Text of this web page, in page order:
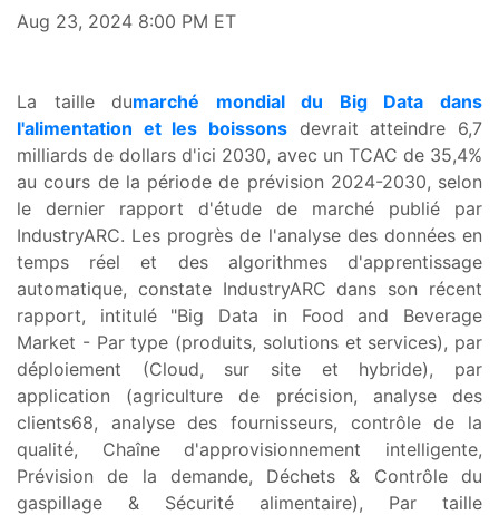
Aug 23, 2024 8:00 PM ET
La taille dumarché mondial du Big Data dans
l'alimentation et les boissons devrait atteindre 6,7
milliards de dollars d'ici 2030, avec un TCAC de 35,4%
au cours de la période de prévision 2024-2030, selon
le dernier rapport d'étude de marché publié par
IndustryARC. Les progrès de l'analyse des données en
temps réel et des algorithmes d'apprentissage
automatique, constate IndustryARC dans son récent
rapport, intitulé "Big Data in Food and Beverage
Market - Par type (produits, solutions et services), par
déploiement (Cloud, sur site et hybride), par
application (agriculture de précision, analyse des
clients68, analyse des fournisseurs, contrôle de la
qualité, Chaîne d'approvisionnement intelligente,
Prévision de la demande, Déchets & Contrôle du
gaspillage & Sécurité alimentaire), Par taille